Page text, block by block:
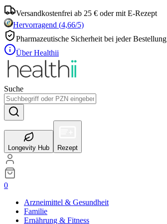
Versandkostenfrei ab 25 € oder mit E-Rezept
Hervorragend (4,66/5)
Pharmazeutische Sicherheit bei jeder Bestellung
Über Healthii
Suche
Longevity Hub Rezept
0
Arzneimittel & Gesundheit
Familie
Ernährung & Fitness